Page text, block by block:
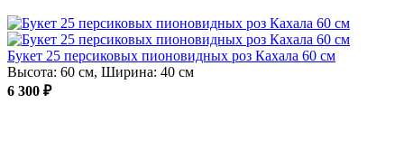
Букет 25 персиковых пионовидных роз Кахала 60 см
Высота: 60 см, Ширина: 40 см
6 300 ₽